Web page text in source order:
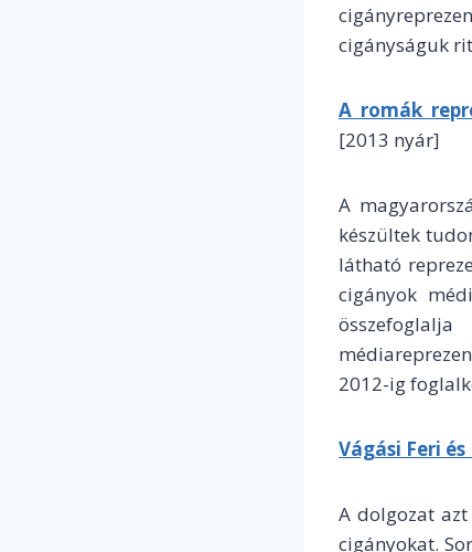
cigányságuk
A romák
[2013 nyár]
A
készültek
látható
cigányok
2012-ig
Vágási Feri
A dolgozat
cigányokat.